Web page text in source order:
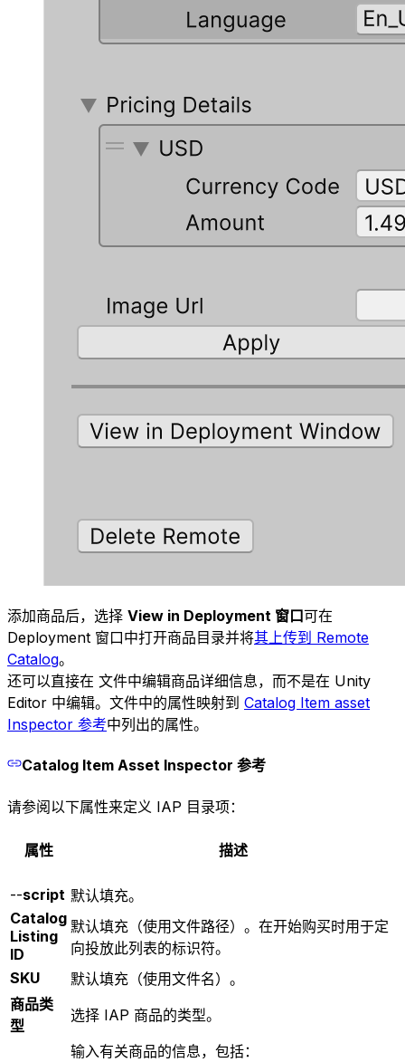
添加商品后，选择 View in Deployment 窗口可在
Deployment 窗口中打开商品目录并将其上传到 Remote
Catalog。
还可以直接在 文件中编辑商品详细信息，而不是在 Unity
Editor 中编辑。文件中的属性映射到 Catalog Item asset
Inspector 参考中列出的属性。
Catalog Item Asset Inspector 参考
请参阅以下属性来定义 IAP 目录项：
属性 描述
--script 默认填充。
Catalog
Listing
ID
默认填充（使用文件路径）。在开始购买时用于定
向投放此列表的标识符。
SKU
默认填充（使用文件名）。
商品类
型
选择 IAP 商品的类型。
输入有关商品的信息，包括：